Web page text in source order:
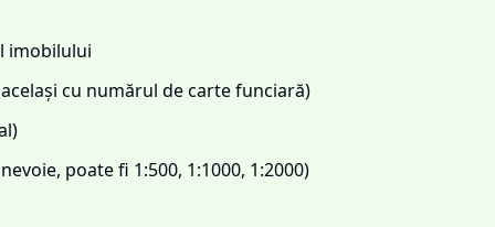
imobilului
cu numărul de carte funciară)
poate fi 1:500, 1:1000, 1:2000)